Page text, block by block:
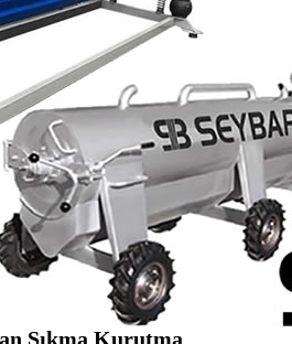
Sıkma Kurutma